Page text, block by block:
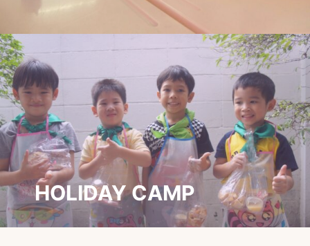
กิจกรรมพิเศษเสริมหลักสูตรหลังเลิกเรียน ไม่ว่าจะเป็น
กิจกรรม ดนตรี กีฬา ภาษา หรือทักษะเสริมอื่น ๆ ให้เด็ก
เลือกได้ตามความสนใจ และความถนัด มากไปกว่านั้น
ยังมีโปรแกรมฝากเลี้ยง สำหรับผู้ปกครองที่อาจไม่มีเวลา
มารับบุตรหลานใน ช่วง 5 โมง-1 ทุ่ม กับการดูแลอย่างดี
อบอุ่นเหมือนอยู่กับครอบครัว
HOLIDAY CAMP